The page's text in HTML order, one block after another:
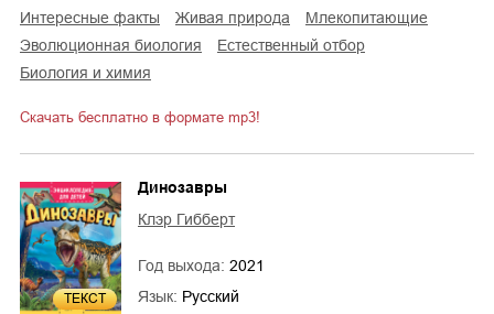
интересные факты
живая природа
млекопитающие
эволюционная биология
естественный отбор
биология и химия
Скачать бесплатно в формате mp3!
ТЕКСТ
Динозавры
Клэр Гибберт
Год выхода: 2021
Язык: Русский